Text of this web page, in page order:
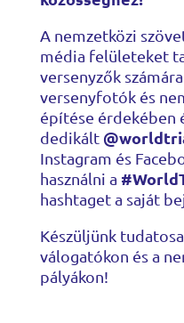
A nemzetközi
média felületeket
versenyzők
versenyfotók és
építése érdekében
dedikált
Instagram és
használni a
hashtaget a saját
Készüljünk
válogatókon és a
pályákon!